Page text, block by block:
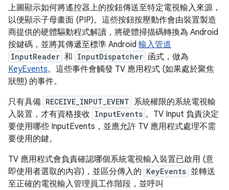
上圖顯示如何將遙控器上的按鈕傳送至特定電視輸入來源，
以便顯示子母畫面 (PIP)。這些按鈕按壓動作會由裝置製造
商提供的硬體驅動程式解讀，將硬體掃描碼轉換為 Android
按鍵碼，並將其傳遞至標準 Android 輸入管道
InputReader 和 InputDispatcher 函式，做為
KeyEvents。這些事件會觸發 TV 應用程式 (如果處於聚焦
狀態) 的事件。
只有具備 RECEIVE_INPUT_EVENT 系統權限的系統電視輸
入裝置，才有資格接收 InputEvents 。TV Input 負責決定
要使用哪些 InputEvents，並應允許 TV 應用程式處理不需
要使用的鍵。
TV 應用程式會負責確認哪個系統電視輸入裝置已啟用 (意
即使用者選取的內容)，並區分傳入的 KeyEvents 並轉送
至正確的電視輸入管理員工作階段，並呼叫